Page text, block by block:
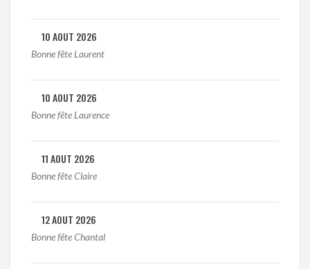
10 AOUT 2026
Bonne fête Laurent
10 AOUT 2026
Bonne fête Laurence
11 AOUT 2026
Bonne fête Claire
12 AOUT 2026
Bonne fête Chantal